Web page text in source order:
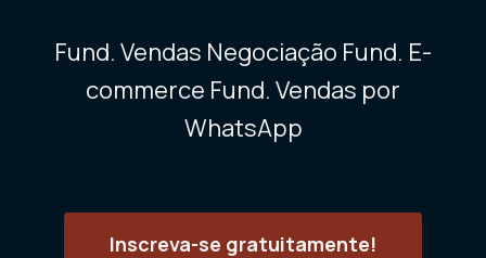
Fund. Vendas Negociação Fund. E-
commerce Fund. Vendas por
WhatsApp
Inscreva-se gratuitamente!